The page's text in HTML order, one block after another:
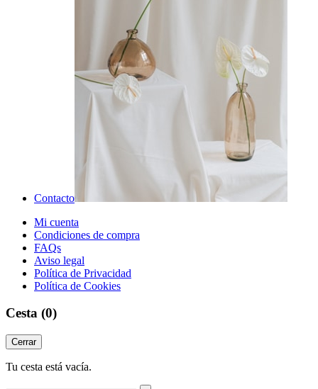
Contacto
Mi cuenta
Condiciones de compra
FAQs
Aviso legal
Política de Privacidad
Política de Cookies
Cesta (0)
Cerrar
Tu cesta está vacía.